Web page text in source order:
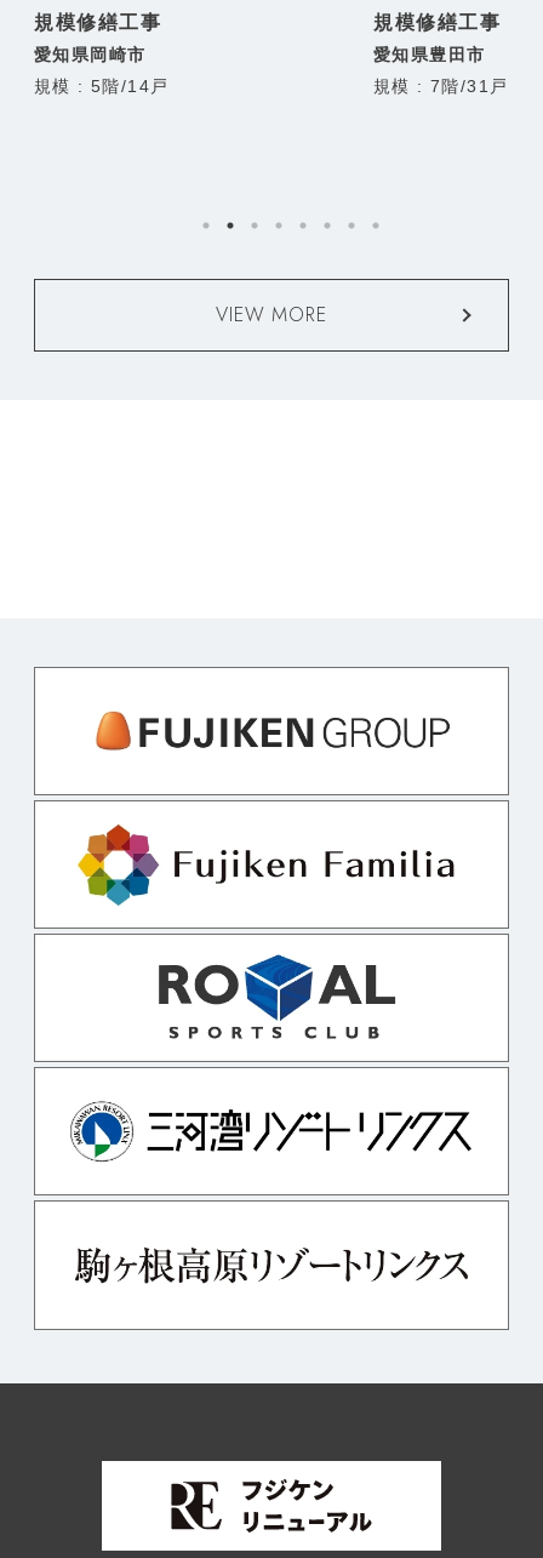
規模修繕工事
愛知県岡崎市
規模 : 5階/14戸
規模修繕工事
愛知県豊田市
規模 : 7階/31戸
VIEW MORE